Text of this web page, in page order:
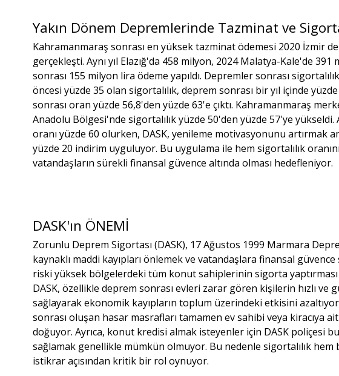
Yakın Dönem Depremlerinde Tazminat ve
Kahramanmaraş sonrası en yüksek tazminat ödemesi 2020 İzmir
gerçekleşti. Aynı yıl Elazığ'da 458 milyon, 2024 Malatya-Kale'de
sonrası 155 milyon lira ödeme yapıldı. Depremler sonrası
öncesi yüzde 35 olan sigortalılık, deprem sonrası bir yıl içinde
sonrası oran yüzde 56,8'den yüzde 63'e çıktı. Kahramanmaraş
Anadolu Bölgesi'nde sigortalılık yüzde 50'den yüzde 57'ye
oranı yüzde 60 olurken, DASK, yenileme motivasyonunu artırmak
yüzde 20 indirim uyguluyor. Bu uygulama ile hem sigortalılık
vatandaşların sürekli finansal güvence altında olması hedefleniyor.
DASK'ın ÖNEMİ
Zorunlu Deprem Sigortası (DASK), 17 Ağustos 1999 Marmara
kaynaklı maddi kayıpları önlemek ve vatandaşlara finansal güvence
riski yüksek bölgelerdeki tüm konut sahiplerinin sigorta
DASK, özellikle deprem sonrası evleri zarar gören kişilerin hızlı ve
sağlayarak ekonomik kayıpların toplum üzerindeki etkisini
sonrası oluşan hasar masrafları tamamen ev sahibi veya kiracıya
doğuyor. Ayrıca, konut kredisi almak isteyenler için DASK poliçesi
sağlamak genellikle mümkün olmuyor. Bu nedenle sigortalılık
istikrar açısından kritik bir rol oynuyor.